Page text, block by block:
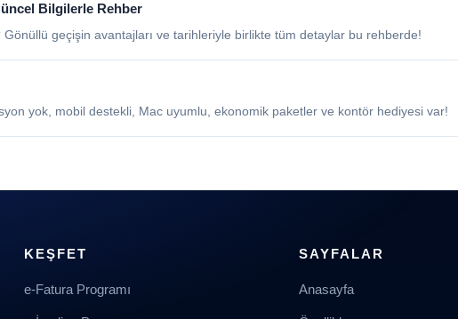
Bilgilerle Rehber
geçişin avantajları ve tarihleriyle birlikte tüm detaylar bu rehberde!
yok, mobil destekli, Mac uyumlu, ekonomik paketler ve kontör hediyesi var!
KEŞFET
e-Fatura Programı
SAYFALAR
Anasayfa